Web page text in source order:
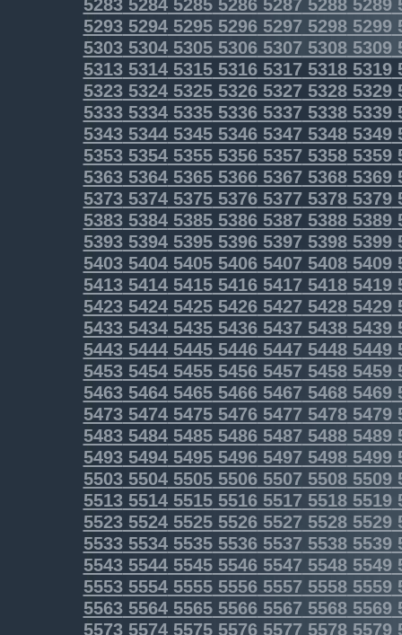
52935294529552965297 52985299
53035304530553065307 53085309
5313531453155316531753185319
5323532453255326532753285329
5333533453355336533753385339
5343534453455346534753485349
5353535453555356535753585359
5363536453655366536753685369
5373537453755376537753785379
5383538453855386538753885389
5393539453955396539753985399
5403540454055406540754085409
5413541454155416541754185419
5423542454255426542754285429
5433543454355436543754385439
5443544454455446544754485449
5453545454555456545754585459
5463546454655466546754685469
54735474547554765477 54785479
54835484548554865487 54885489
54935494549554965497 54985499
55035504550555065507 55085509
55135514551555165517 55185519
5523552455255526552755285529
55335534553555365537 55385539
55435544554555465547 55485549
55535554555555565557 55585559
55635564556555665567 55685569
55735574557555765577 55785579